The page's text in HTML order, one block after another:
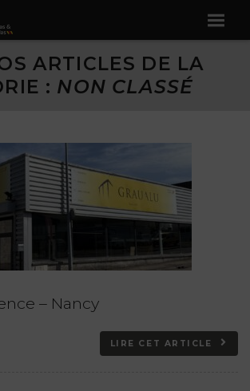
ARTICLES DE LA
: NON CLASSÉ
– Nancy
LIRE CET ARTICLE